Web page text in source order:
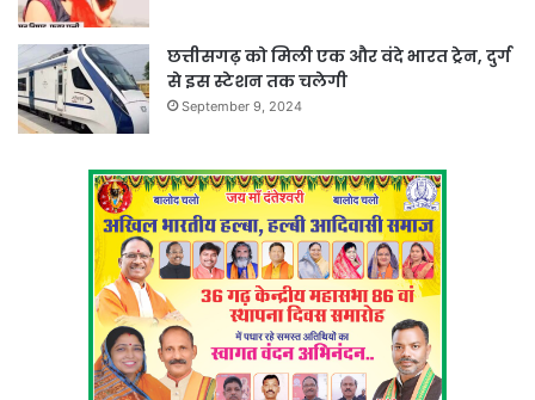
छत्तीसगढ़ को मिली एक और वंदे भारत ट्रेन, दुर्ग
से इस स्टेशन तक चलेगी
September 9, 2024